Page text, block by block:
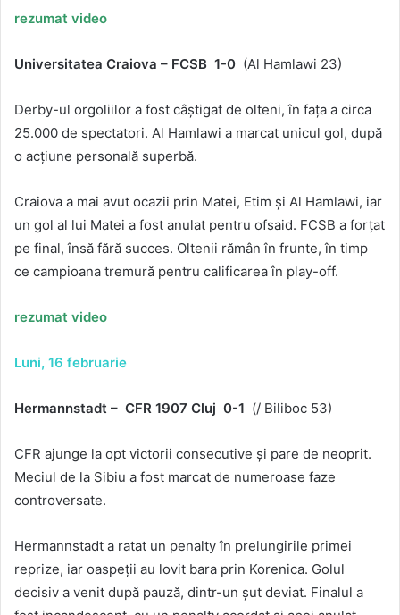
rezumat video
Universitatea Craiova – FCSB 1-0 (Al Hamlawi 23)
Derby-ul orgoliilor a fost câștigat de olteni, în fața a circa
25.000 de spectatori. Al Hamlawi a marcat unicul gol, după
o acțiune personală superbă.
Craiova a mai avut ocazii prin Matei, Etim și Al Hamlawi, iar
un gol al lui Matei a fost anulat pentru ofsaid. FCSB a forțat
pe final, însă fără succes. Oltenii rămân în frunte, în timp
ce campioana tremură pentru calificarea în play-off.
rezumat video
Luni, 16 februarie
Hermannstadt – CFR 1907 Cluj 0-1 (/ Biliboc 53)
CFR ajunge la opt victorii consecutive și pare de neoprit.
Meciul de la Sibiu a fost marcat de numeroase faze
controversate.
Hermannstadt a ratat un penalty în prelungirile primei
reprize, iar oaspeții au lovit bara prin Korenica. Golul
decisiv a venit după pauză, dintr-un șut deviat. Finalul a